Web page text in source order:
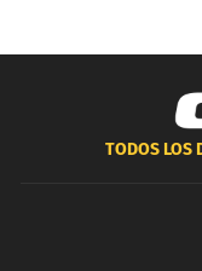
TODOS LOS